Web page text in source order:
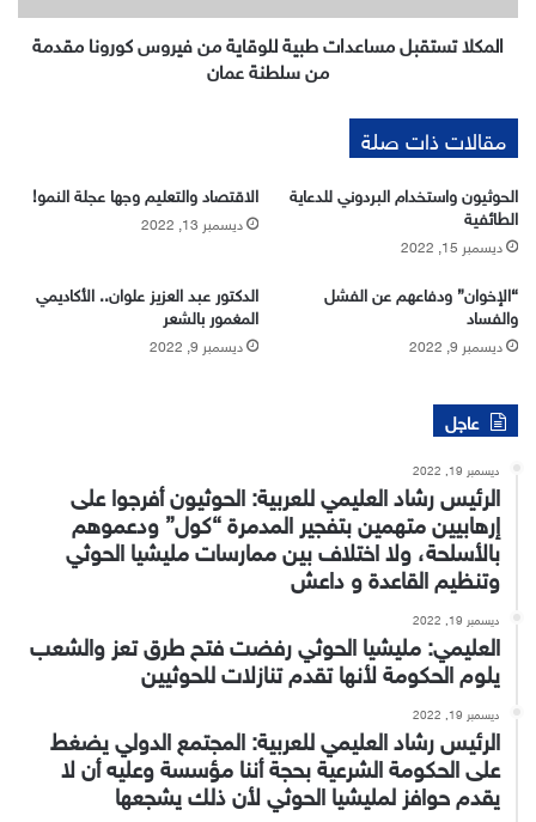
مقدمة
منالمكلا تستقبل مساعدات طبية للوقاية من فيروس كورونا مقدمة
من سلطنة عمان
مقالات ذات صلة
الحوثيون واستخدام البردوني للدعاية
الطائفية
ديسمبر 15, 2022
الاقتصاد والتعليم وجها عجلة النمو!
ديسمبر 13, 2022
“الإخوان” ودفاعهم عن الفشل
والفساد
ديسمبر 9, 2022
الدكتور عبد العزيز علوان.. الأكاديمي
المغمور بالشعر
ديسمبر 9, 2022
عاجل
ديسمبر 19, 2022
الرئيس رشاد العليمي للعربية: الحوثيون أفرجوا على
إرهابيين متهمين بتفجير المدمرة “كول” ودعموهم
بالأسلحة، ولا اختلاف بين ممارسات مليشيا الحوثي
وتنظيم القاعدة و داعش
ديسمبر 19, 2022
العليمي: مليشيا الحوثي رفضت فتح طرق تعز والشعب
يلوم الحكومة لأنها تقدم تنازلات للحوثيين
ديسمبر 19, 2022
الرئيس رشاد العليمي للعربية: المجتمع الدولي يضغط
على الحكومة الشرعية بحجة أننا مؤسسة وعليه أن لا
يقدم حوافز لمليشيا الحوثي لأن ذلك يشجعها